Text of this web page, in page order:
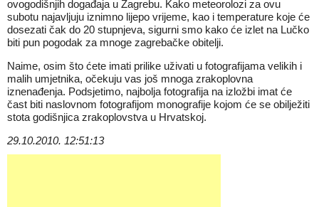
ovogodišnjih događaja u Zagrebu. Kako meteorolozi za ovu
subotu najavljuju iznimno lijepo vrijeme, kao i temperature koje će
dosezati čak do 20 stupnjeva, sigurni smo kako će izlet na Lučko
biti pun pogodak za mnoge zagrebačke obitelji.
Naime, osim što ćete imati prilike uživati u fotografijama velikih i
malih umjetnika, očekuju vas još mnoga zrakoplovna
iznenađenja. Podsjetimo, najbolja fotografija na izložbi imat će
čast biti naslovnom fotografijom monografije kojom će se obilježiti
stota godišnjica zrakoplovstva u Hrvatskoj.
29.10.2010. 12:51:13